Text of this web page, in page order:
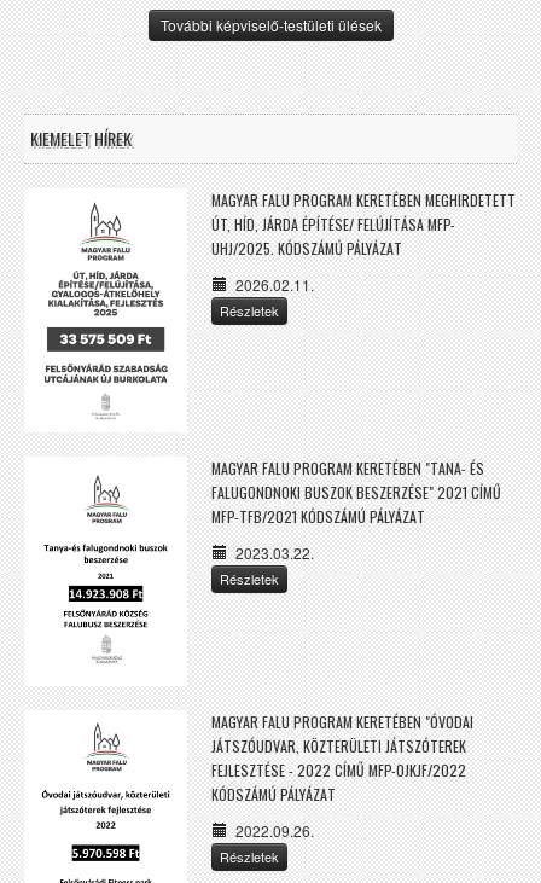
További képviselő-testületi ülések
KIEMELET HÍREK
MAGYAR FALU PROGRAM KERETÉBEN MEGHIRDETETT
ÚT, HÍD, JÁRDA ÉPÍTÉSE/ FELÚJÍTÁSA MFP-
UHJ/2025. KÓDSZÁMÚ PÁLYÁZAT
2026.02.11.
Részletek
MAGYAR FALU PROGRAM KERETÉBEN "TANA- ÉS
FALUGONDNOKI BUSZOK BESZERZÉSE" 2021 CÍMŰ
MFP-TFB/2021 KÓDSZÁMÚ PÁLYÁZAT
2023.03.22.
Részletek
MAGYAR FALU PROGRAM KERETÉBEN "ÓVODAI
JÁTSZÓUDVAR, KÖZTERÜLETI JÁTSZÓTEREK
FEJLESZTÉSE - 2022 CÍMŰ MFP-OJKJF/2022
KÓDSZÁMÚ PÁLYÁZAT
2022.09.26.
Részletek